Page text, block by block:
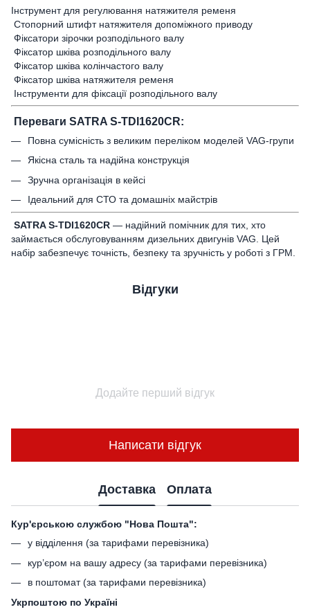
Інструмент для регулювання натяжителя ременя
Стопорний штифт натяжителя допоміжного приводу
Фіксатори зірочки розподільного валу
Фіксатор шківа розподільного валу
Фіксатор шківа колінчастого валу
Фіксатор шківа натяжителя ременя
Інструменти для фіксації розподільного валу
Переваги SATRA S-TDI1620CR:
Повна сумісність з великим переліком моделей VAG-групи
Якісна сталь та надійна конструкція
Зручна організація в кейсі
Ідеальний для СТО та домашніх майстрів
SATRA S-TDI1620CR — надійний помічник для тих, хто
займається обслуговуванням дизельних двигунів VAG. Цей
набір забезпечує точність, безпеку та зручність у роботі з ГРМ.
Відгуки
Додайте перший відгук
Написати відгук
Доставка Оплата
Кур'єрською службою "Нова Пошта":
у відділення (за тарифами перевізника)
кур’єром на вашу адресу (за тарифами перевізника)
в поштомат (за тарифами перевізника)
Укрпоштою по Україні